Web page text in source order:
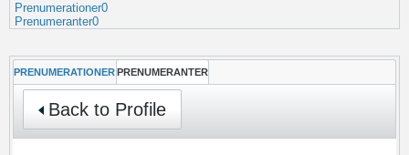
Prenumerationer0
Prenumeranter0
PRENUMERATIONER PRENUMERANTER
Back to Profile